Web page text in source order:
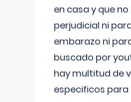
en casa y que no
perjudicial ni
embarazo ni
buscado por
hay multitud de
especificos para